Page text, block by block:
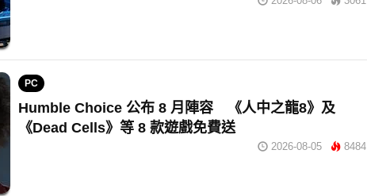
PC
Humble Choice 公布 8 月陣容 《人中之龍8》及
《Dead Cells》等 8 款遊戲免費送
2026-08-05 8484